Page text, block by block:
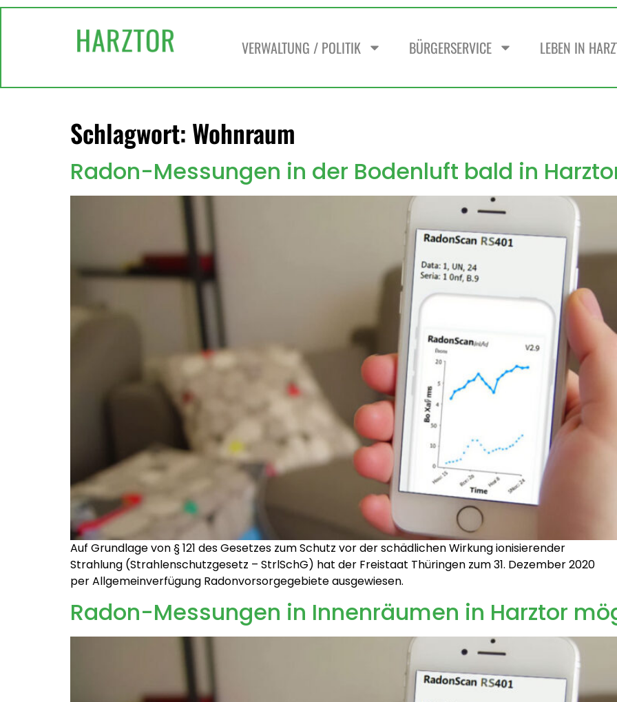
VERWALTUNG / POLITIK BÜRGERSERVICE LEBEN IN
Schlagwort: Wohnraum
Radon-Messungen in der Bodenluft bald in
Auf Grundlage von § 121 des Gesetzes zum Schutz vor der schädlichen Wirkung ionisierender
Strahlung (Strahlenschutzgesetz – StrlSchG) hat der Freistaat Thüringen zum 31. Dezember 2020
per Allgemeinverfügung Radonvorsorgegebiete ausgewiesen.
Radon-Messungen in Innenräumen in Harztor